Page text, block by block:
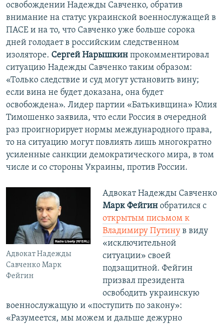
освобождении Надежды Савченко, обратив
внимание на статус украинской военнослужащей в
ПАСЕ и на то, что Савченко уже больше сорока
дней голодает в российским следственном
изоляторе. Сергей Нарышкин прокомментировал
ситуацию Надежды Савченко таким образом:
«Только следствие и суд могут установить вину;
если вина не будет доказана, она будет
освобождена». Лидер партии «Батькивщина» Юлия
Тимошенко заявила, что если Россия в очередной
раз проигнорирует нормы международного права,
то на ситуацию могут повлиять лишь многократно
усиленные санкции демократического мира, в том
числе и со стороны Украины, против России.
Адвокат Надежды
Савченко Марк
Фейгин
Адвокат Надежды Савченко
Марк Фейгинобратился с
открытым письмом к
Владимиру Путинув виду
«исключительной
ситуации» своей
подзащитной. Фейгин
призвал президента
освободить украинскую
военнослужащую и «поступить по закону»:
«Разумеется, мы можем и дальше дежурно